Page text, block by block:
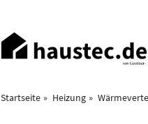
Haupt-
Navigation
Startseite Heizung